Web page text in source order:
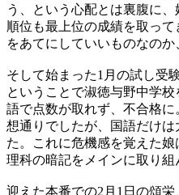
う、という心配とは裏腹に
順位も最上位の成績を取っ
をあてにしていいものなのか
そして始まった1月の試し受
ということで淑徳与野中学
語で点数が取れず、不合格
想通りでしたが、国語だけ
た。これに危機感を覚えた娘
理科の暗記をメインに取り組
迎えた本番での2月1日の頌